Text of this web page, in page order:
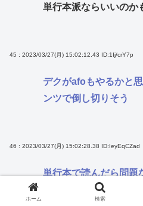
単行本派ならいいのか
45 : 2023/03/27(月) 15:02:12.43 ID:1Ij/crY7p
デクがafoもやるかと
ンツで倒し切りそう
46 : 2023/03/27(月) 15:02:28.38 ID:IeyEqCZad
単行本で読んだら問題
展開忘れるとついてけ
ホーム 検索